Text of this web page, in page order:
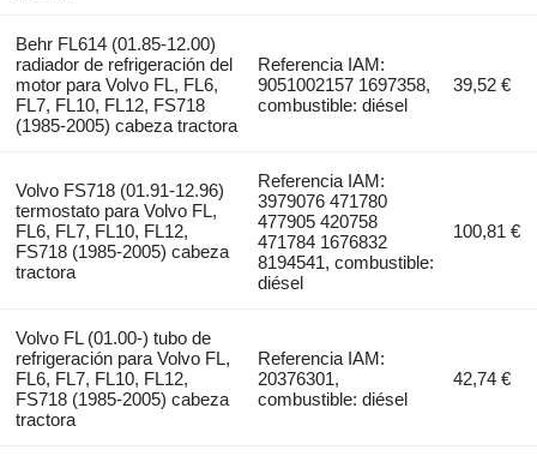
Behr FL614 (01.85-12.00)
radiador de refrigeración del
motor para Volvo FL, FL6,
FL7, FL10, FL12, FS718
(1985-2005) cabeza tractora
Referencia IAM:
9051002157 1697358,
combustible: diésel
39,52 €
Volvo FS718 (01.91-12.96)
termostato para Volvo FL,
FL6, FL7, FL10, FL12,
FS718 (1985-2005) cabeza
tractora
Referencia IAM:
3979076 471780
477905 420758
471784 1676832
8194541, combustible:
diésel
100,81 €
Volvo FL (01.00-) tubo de
refrigeración para Volvo FL,
FL6, FL7, FL10, FL12,
FS718 (1985-2005) cabeza
tractora
Referencia IAM:
20376301,
combustible: diésel
42,74 €